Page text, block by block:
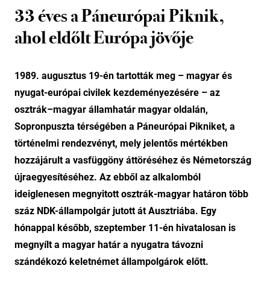
33 éves a Páneurópai Piknik,
ahol eldőlt Európa jövője
1989. augusztus 19-én tartották meg – magyar és
nyugat-európai civilek kezdeményezésére – az
osztrák–magyar államhatár magyar oldalán,
Sopronpuszta térségében a Páneurópai Pikniket, a
történelmi rendezvényt, mely jelentős mértékben
hozzájárult a vasfüggöny áttöréséhez és Németország
újraegyesítéséhez. Az ebből az alkalomból
ideiglenesen megnyitott osztrák-magyar határon több
száz NDK-állampolgár jutott át Ausztriába. Egy
hónappal később, szeptember 11-én hivatalosan is
megnyílt a magyar határ a nyugatra távozni
szándékozó keletnémet állampolgárok előtt.